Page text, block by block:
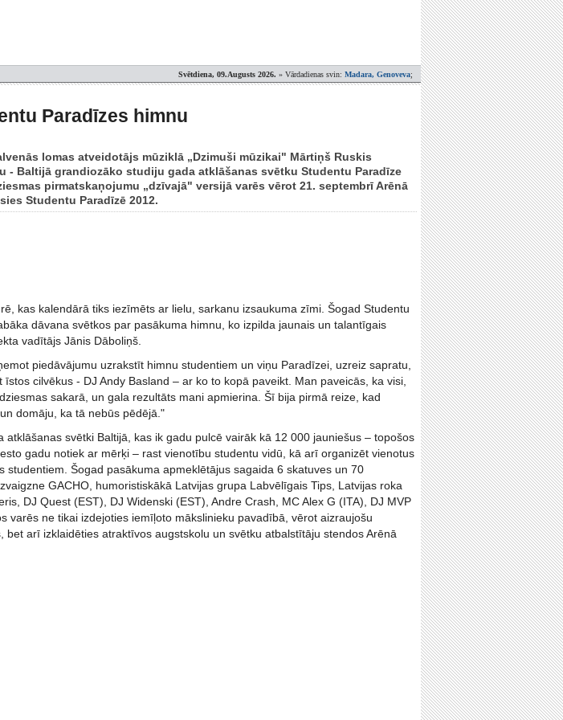
Svētdiena, 09.Augusts 2026. » Vārdadienas svin: Madara, Genoveva;
Paradīzes himnu
lomas atveidotājs mūziklā „Dzimuši mūzikai" Mārtiņš Ruskis
- Baltijā grandiozāko studiju gada atklāšanas svētku Studentu Paradīze
pirmatskaņojumu „dzīvajā" versijā varēs vērot 21. septembrī Arēnā
Studentu Paradīzē 2012.
kas kalendārā tiks iezīmēts ar lielu, sarkanu izsaukuma zīmi. Šogad Studentu
dāvana svētkos par pasākuma himnu, ko izpilda jaunais un talantīgais
vadītājs Jānis Dāboliņš.
piedāvājumu uzrakstīt himnu studentiem un viņu Paradīzei, uzreiz sapratu,
cilvēkus - DJ Andy Basland – ar ko to kopā paveikt. Man paveicās, ka visi,
sakarā, un gala rezultāts mani apmierina. Šī bija pirmā reize, kad
domāju, ka tā nebūs pēdējā."
svētki Baltijā, kas ik gadu pulcē vairāk kā 12 000 jauniešus – topošos
gadu notiek ar mērķi – rast vienotību studentu vidū, kā arī organizēt vienotus
studentiem. Šogad pasākuma apmeklētājus sagaida 6 skatuves un 70
GACHO, humoristiskākā Latvijas grupa Labvēlīgais Tips, Latvijas roka
DJ Quest (EST), DJ Widenski (EST), Andre Crash, MC Alex G (ITA), DJ MVP
varēs ne tikai izdejoties iemīļoto mākslinieku pavadībā, vērot aizraujošu
arī izklaidēties atraktīvos augstskolu un svētku atbalstītāju stendos Arēnā